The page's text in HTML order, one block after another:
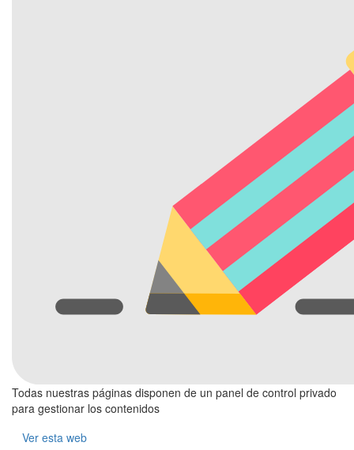
Todas nuestras páginas disponen de un panel de control privado
para gestionar los contenidos
Ver esta web